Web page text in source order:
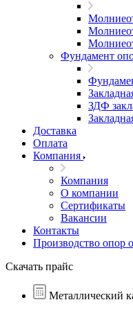
Фундамент
ЗДФ
Доставка
Оплата
Компания
Компания
О компании
Сертификаты
Вакансии
Контакты
Производство опор
Скачать прайс
Металлический